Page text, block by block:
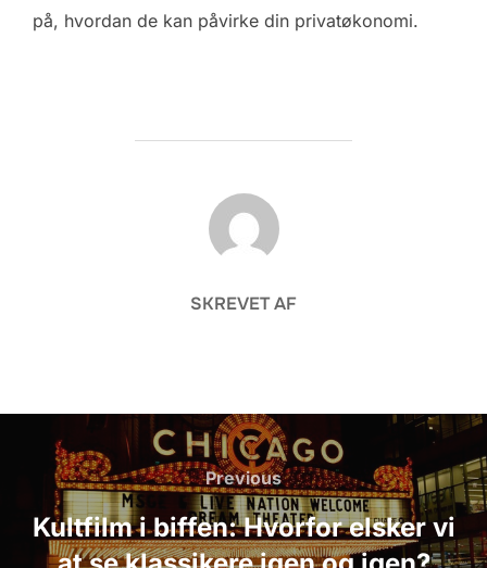
på, hvordan de kan påvirke din privatøkonomi.
FORFATTER
SKREVET AF
Indlægsnavigation
Previous
Previous
Kultfilm i biffen: Hvorfor elsker vi